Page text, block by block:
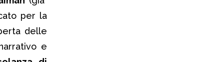
per la
delle
e